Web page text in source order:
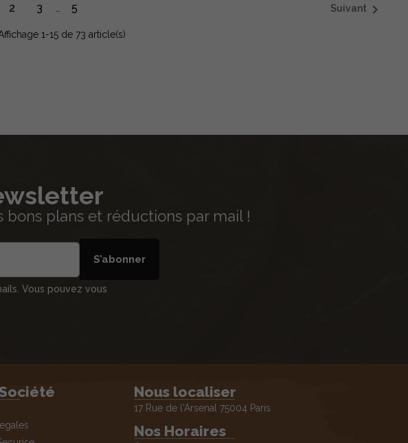
2 3 … 5 Suivant 
1-15 de 73 article(s)
plans et réductions par mail !
S’abonner
Vous pouvez vous
Nous localiser
17 Rue de l'Arsenal 75004 Paris
Nos Horaires